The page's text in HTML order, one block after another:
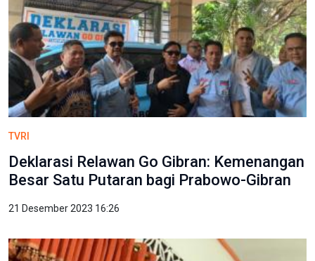
TVRI
Deklarasi Relawan Go Gibran: Kemenangan
Besar Satu Putaran bagi Prabowo-Gibran
21 Desember 2023 16:26